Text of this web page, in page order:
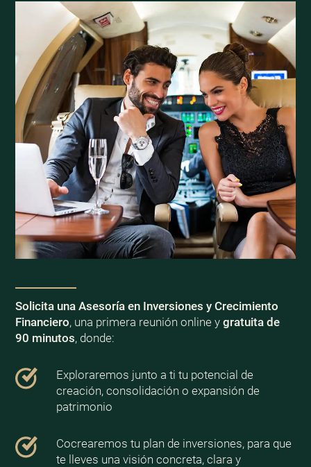
Solicita una Asesoría en Inversiones y Crecimiento
Financiero, una primera reunión online y gratuita de
90 minutos, donde:
Exploraremos junto a ti tu potencial de
creación, consolidación o expansión de
patrimonio
Cocrearemos tu plan de inversiones, para que
te lleves una visión concreta, clara y